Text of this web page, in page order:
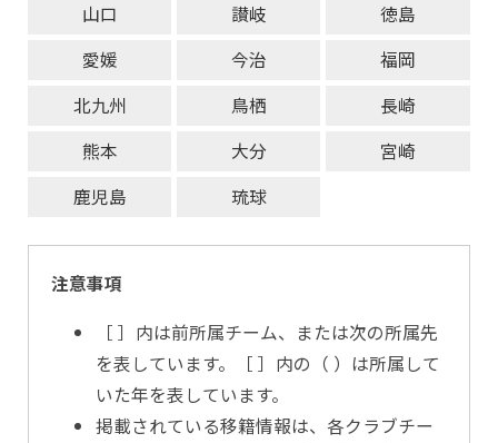
山口
讃岐
徳島
愛媛
今治
福岡
北九州
鳥栖
長崎
熊本
大分
宮崎
鹿児島
琉球
注意事項
［ ］内は前所属チーム、または次の所属先
を表しています。［ ］内の（ ）は所属して
いた年を表しています。
掲載されている移籍情報は、各クラブチー